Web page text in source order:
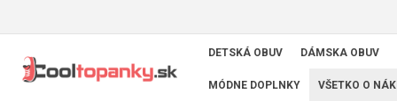
DETSKÁ OBUV DÁMSKA OBUV
MÓDNE DOPLNKY VŠETKO O